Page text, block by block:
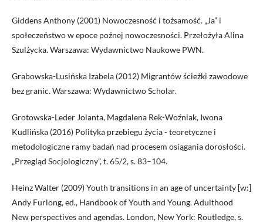
Giddens Anthony (2001) Nowoczesność i tożsamość. „Ja” i
społeczeństwo w epoce poźnej nowoczesności. Przełożyła Alina
Szulżycka. Warszawa: Wydawnictwo Naukowe PWN.
Grabowska-Lusińska Izabela (2012) Migrantów ścieżki zawodowe
bez granic. Warszawa: Wydawnictwo Scholar.
Grotowska-Leder Jolanta, Magdalena Rek-Woźniak, Iwona
Kudlińska (2016) Polityka przebiegu życia - teoretyczne i
metodologiczne ramy badań nad procesem osiągania dorosłości.
„Przegląd Socjologiczny”, t. 65/2, s. 83–104.
Heinz Walter (2009) Youth transitions in an age of uncertainty [w:]
Andy Furlong, ed., Handbook of Youth and Young. Adulthood
New perspectives and agendas. London, New York: Routledge, s.